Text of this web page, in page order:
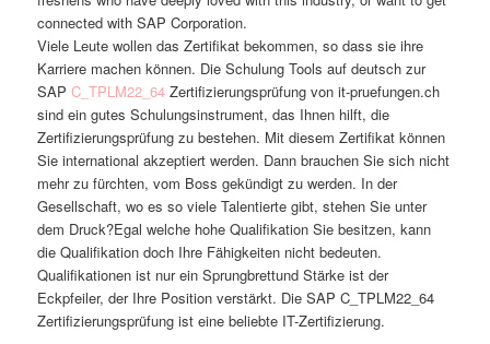
connected with SAP Corporation.
Viele Leute wollen das Zertifikat bekommen, so dass sie ihre
Karriere machen können. Die Schulung Tools auf deutsch zur
SAPC_TPLM22_64 Zertifizierungsprüfung von it-pruefungen.ch
sind ein gutes Schulungsinstrument, das Ihnen hilft, die
Zertifizierungsprüfung zu bestehen. Mit diesem Zertifikat können
Sie international akzeptiert werden. Dann brauchen Sie sich nicht
mehr zu fürchten, vom Boss gekündigt zu werden. In der
Gesellschaft, wo es so viele Talentierte gibt, stehen Sie unter
dem Druck?Egal welche hohe Qualifikation Sie besitzen, kann
die Qualifikation doch Ihre Fähigkeiten nicht bedeuten.
Qualifikationen ist nur ein Sprungbrettund Stärke ist der
Eckpfeiler, der Ihre Position verstärkt. Die SAP C_TPLM22_64
Zertifizierungsprüfung ist eine beliebte IT-Zertifizierung.